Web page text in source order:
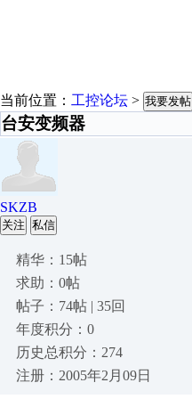
当前位置： 工控论坛 > 我要发帖
台安变频器
SKZB
关注 私信
精华：15帖
求助：0帖
帖子：74帖 | 35回
年度积分：0
历史总积分：274
注册：2005年2月09日